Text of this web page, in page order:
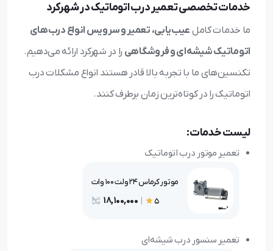
خدمات تخصصی تعمیر درب اتوماتیک در شهرکرد
ما خدمات کامل عیب‌یابی، تعمیر و سرویس انواع درب‌های
اتوماتیک شیشه‌ای و فروشگاهی را در شهرکرد ارائه می‌دهیم.
تکنسین‌های ما با تجربه بالا قادر هستند انواع مشکلات درب
اتوماتیک را در کوتاه‌ترین زمان برطرف کنند.
لیست خدمات:
تعمیر موتور درب اتوماتیک
موتور کرماس 24 ولت 100 وات
5
|
18,100,000
تعمیر سنسور درب شیشه‌ای